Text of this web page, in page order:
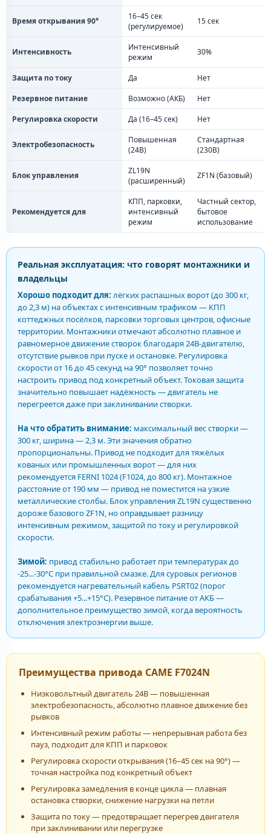
Время открывания 90°
16–45 сек
(регулируемое)
15 сек
Интенсивность
Интенсивный
режим
30%
Защита по току Да
Нет
Резервное питание
Возможно (АКБ)
Нет
Регулировка скорости
Да (16–45 сек) Нет
Электробезопасность
Повышенная
(24В)
Стандартная
(230В)
Блок управления
ZL19N
(расширенный)
ZF1N (базовый)
Рекомендуется для
КПП, парковки,
интенсивный
режим
Частный сектор,
бытовое
использование
Реальная эксплуатация: что говорят монтажники и
владельцы
Хорошо подходит для: лёгких распашных ворот (до 300 кг,
до 2,3 м) на объектах с интенсивным трафиком — КПП
коттеджных посёлков, парковки торговых центров, офисные
территории. Монтажники отмечают абсолютно плавное и
равномерное движение створок благодаря 24В-двигателю,
отсутствие рывков при пуске и остановке. Регулировка
скорости от 16 до 45 секунд на 90° позволяет точно
настроить привод под конкретный объект. Токовая защита
значительно повышает надёжность — двигатель не
перегреется даже при заклинивании створки.
На что обратить внимание: максимальный вес створки —
300 кг, ширина — 2,3 м. Эти значения обратно
пропорциональны. Привод не подходит для тяжёлых
кованых или промышленных ворот — для них
рекомендуется FERNI 1024 (F1024, до 800 кг). Монтажное
расстояние от 190 мм — привод не поместится на узкие
металлические столбы. Блок управления ZL19N существенно
дороже базового ZF1N, но оправдывает разницу
интенсивным режимом, защитой по току и регулировкой
скорости.
Зимой: привод стабильно работает при температурах до
-25...-30°C при правильной смазке. Для суровых регионов
рекомендуется нагревательный кабель PSRT02 (порог
срабатывания +5...+15°C). Резервное питание от АКБ —
дополнительное преимущество зимой, когда вероятность
отключения электроэнергии выше.
Преимущества привода CAME F7024N
Низковольтный двигатель 24В — повышенная
электробезопасность, абсолютно плавное движение без
рывков
Интенсивный режим работы — непрерывная работа без
пауз, подходит для КПП и парковок
Регулировка скорости открывания (16–45 сек на 90°) —
точная настройка под конкретный объект
Регулировка замедления в конце цикла — плавная
остановка створки, снижение нагрузки на петли
Защита по току — предотвращает перегрев двигателя
при заклинивании или перегрузке